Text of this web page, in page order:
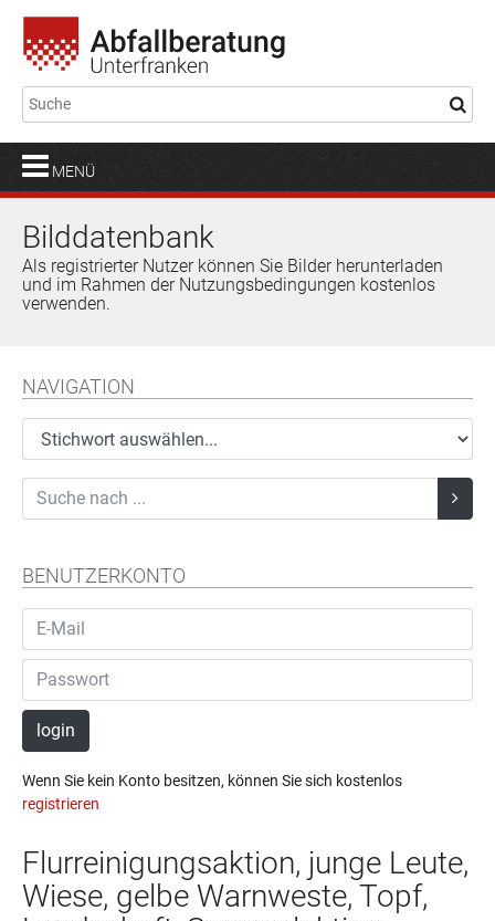
MENÜ
Bilddatenbank
Als registrierter Nutzer können Sie Bilder herunterladen
und im Rahmen der Nutzungsbedingungen kostenlos
verwenden.
NAVIGATION
BENUTZERKONTO
login
Wenn Sie kein Konto besitzen, können Sie sich kostenlos
registrieren
Flurreinigungsaktion, junge Leute,
Wiese, gelbe Warnweste, Topf,